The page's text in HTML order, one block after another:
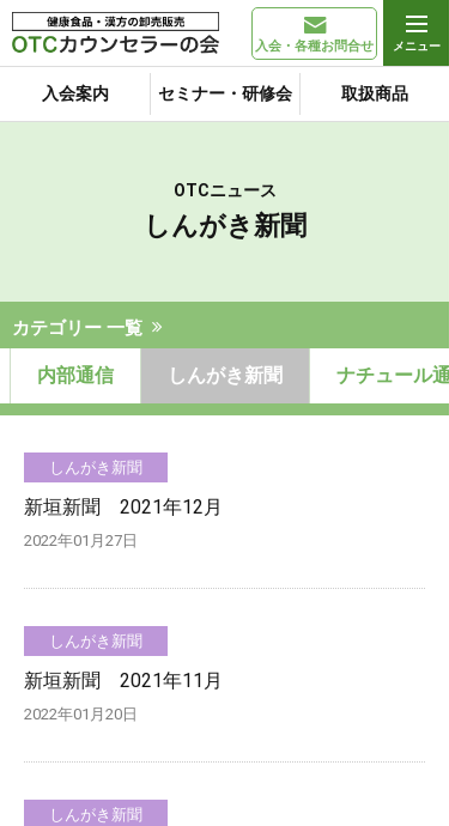
入会・各種お問合せ
入会案内 セミナー・研修会 取扱商品
OTCニュース
しんがき新聞
カテゴリー 一覧
内部通信 しんがき新聞 ナチュール
しんがき新聞
新垣新聞 2021年12月
2022年01月27日
しんがき新聞
新垣新聞 2021年11月
2022年01月20日
しんがき新聞